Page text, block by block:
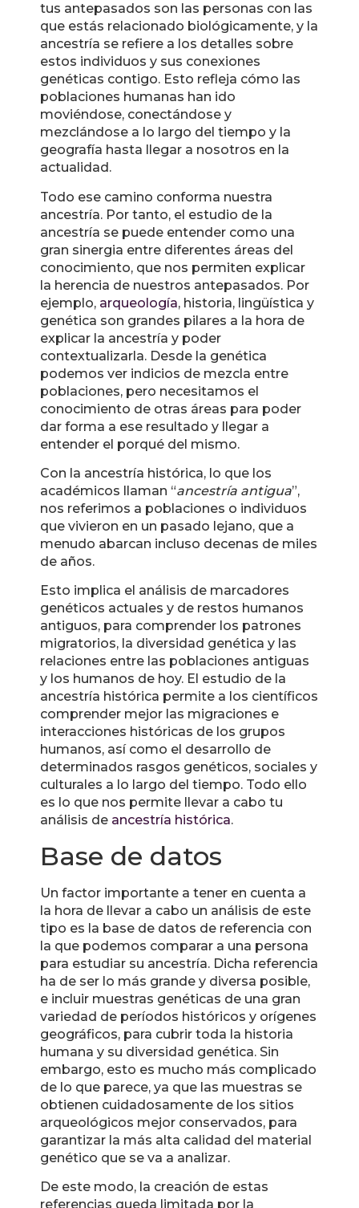
tus antepasados son las personas con las
que estás relacionado biológicamente, y la
ancestría se refiere a los detalles sobre
estos individuos y sus conexiones
genéticas contigo. Esto refleja cómo las
poblaciones humanas han ido
moviéndose, conectándose y
mezclándose a lo largo del tiempo y la
geografía hasta llegar a nosotros en la
actualidad.
Todo ese camino conforma nuestra
ancestría. Por tanto, el estudio de la
ancestría se puede entender como una
gran sinergia entre diferentes áreas del
conocimiento, que nos permiten explicar
la herencia de nuestros antepasados. Por
ejemplo, arqueología, historia, lingüística y
genética son grandes pilares a la hora de
explicar la ancestría y poder
contextualizarla. Desde la genética
podemos ver indicios de mezcla entre
poblaciones, pero necesitamos el
conocimiento de otras áreas para poder
dar forma a ese resultado y llegar a
entender el porqué del mismo.
Con la ancestría histórica, lo que los
académicos llaman “ancestría antigua”,
nos referimos a poblaciones o individuos
que vivieron en un pasado lejano, que a
menudo abarcan incluso decenas de miles
de años.
Esto implica el análisis de marcadores
genéticos actuales y de restos humanos
antiguos, para comprender los patrones
migratorios, la diversidad genética y las
relaciones entre las poblaciones antiguas
y los humanos de hoy. El estudio de la
ancestría histórica permite a los científicos
comprender mejor las migraciones e
interacciones históricas de los grupos
humanos, así como el desarrollo de
determinados rasgos genéticos, sociales y
culturales a lo largo del tiempo. Todo ello
es lo que nos permite llevar a cabo tu
análisis de ancestría histórica.
Base de datos
Un factor importante a tener en cuenta a
la hora de llevar a cabo un análisis de este
tipo es la base de datos de referencia con
la que podemos comparar a una persona
para estudiar su ancestría. Dicha referencia
ha de ser lo más grande y diversa posible,
e incluir muestras genéticas de una gran
variedad de períodos históricos y orígenes
geográficos, para cubrir toda la historia
humana y su diversidad genética. Sin
embargo, esto es mucho más complicado
de lo que parece, ya que las muestras se
obtienen cuidadosamente de los sitios
arqueológicos mejor conservados, para
garantizar la más alta calidad del material
genético que se va a analizar.
De este modo, la creación de estas
referencias queda limitada por la